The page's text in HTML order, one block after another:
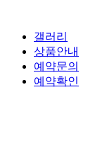
갤러리
상품안내
예약문의
예약확인